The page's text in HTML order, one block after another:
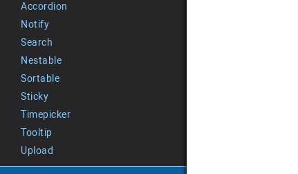
Accordion
Notify
Search
Nestable
Sortable
Sticky
Timepicker
Tooltip
Upload